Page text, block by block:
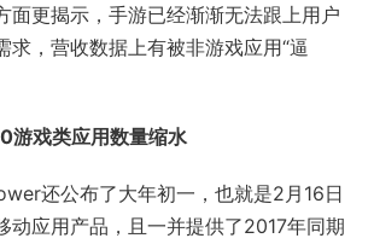
面更揭示，手游已经渐渐无法跟上用户
求，营收数据上有被非游戏应用“逼
游戏类应用数量缩水
还公布了大年初一，也就是2月16日
动应用产品，且一并提供了2017年同期